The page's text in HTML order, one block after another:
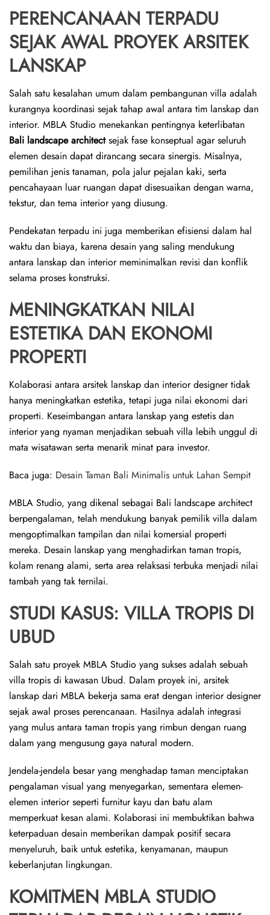
PERENCANAAN TERPADU
SEJAK AWAL PROYEK ARSITEK
LANSKAP
Salah satu kesalahan umum dalam pembangunan villa adalah
kurangnya koordinasi sejak tahap awal antara tim lanskap dan
interior. MBLA Studio menekankan pentingnya keterlibatan
Bali landscape architectsejak fase konseptual agar seluruh
elemen desain dapat dirancang secara sinergis. Misalnya,
pemilihan jenis tanaman, pola jalur pejalan kaki, serta
pencahayaan luar ruangan dapat disesuaikan dengan warna,
tekstur, dan tema interior yang diusung.
Pendekatan terpadu ini juga memberikan efisiensi dalam hal
waktu dan biaya, karena desain yang saling mendukung
antara lanskap dan interior meminimalkan revisi dan konflik
selama proses konstruksi.
MENINGKATKAN NILAI
ESTETIKA DAN EKONOMI
PROPERTI
Kolaborasi antara arsitek lanskap dan interior designer tidak
hanya meningkatkan estetika, tetapi juga nilai ekonomi dari
properti. Keseimbangan antara lanskap yang estetis dan
interior yang nyaman menjadikan sebuah villa lebih unggul di
mata wisatawan serta menarik minat para investor.
Baca juga: Desain Taman Bali Minimalis untuk Lahan Sempit
MBLA Studio, yang dikenal sebagai Bali landscape architect
berpengalaman, telah mendukung banyak pemilik villa dalam
mengoptimalkan tampilan dan nilai komersial properti
mereka. Desain lanskap yang menghadirkan taman tropis,
kolam renang alami, serta area relaksasi terbuka menjadi nilai
tambah yang tak ternilai.
STUDI KASUS: VILLA TROPIS DI
UBUD
Salah satu proyek MBLA Studio yang sukses adalah sebuah
villa tropis di kawasan Ubud. Dalam proyek ini, arsitek
lanskap dari MBLA bekerja sama erat dengan interior designer
sejak awal proses perencanaan. Hasilnya adalah integrasi
yang mulus antara taman tropis yang rimbun dengan ruang
dalam yang mengusung gaya natural modern.
Jendela-jendela besar yang menghadap taman menciptakan
pengalaman visual yang menyegarkan, sementara elemen-
elemen interior seperti furnitur kayu dan batu alam
memperkuat kesan alami. Kolaborasi ini membuktikan bahwa
keterpaduan desain memberikan dampak positif secara
menyeluruh, baik untuk estetika, kenyamanan, maupun
keberlanjutan lingkungan.
KOMITMEN MBLA STUDIO